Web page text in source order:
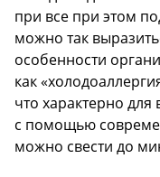
при все при этом
можно так
особенности
как
что характерно
с помощью
можно свести до